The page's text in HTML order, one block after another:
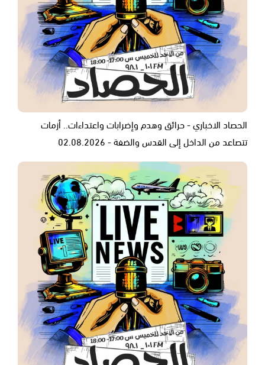
الحصاد الاخباري - حرائق وهدم وإضرابات واعتداءات.. أزمات
تتصاعد من الداخل إلى القدس والضفة - 02.08.2026